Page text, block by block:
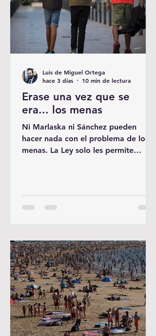
Erase una vez que se
era... los menas
Ni Marlaska ni Sánchez pueden
hacer nada con el problema de los
menas. La Ley solo les permite
libertad, sí que lo permite la ley,
pero facilitar el retorno a su país y
un neologismo inventado que dice
definir a "menores no
acompañados" un término moderno
para definir algo que no existe y
nunca existió y con el
Luis de Miguel Ortega
hace 3 días
10 min de lectura